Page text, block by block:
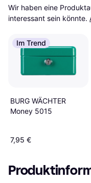
Wir haben eine
interessant sein könnte.
Im Trend
BURG WÄCHTER
Money 5015
7,95 €